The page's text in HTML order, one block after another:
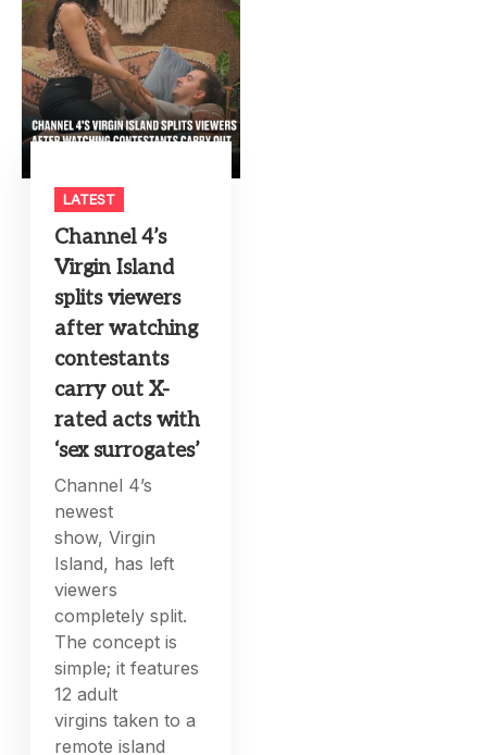
LATEST
Channel 4’s
Virgin Island
splits viewers
after watching
contestants
carry out X-
rated acts with
‘sex surrogates’
Channel 4’s
newest
show, Virgin
Island, has left
viewers
completely split.
The concept is
simple; it features
12 adult
virgins taken to a
remote island